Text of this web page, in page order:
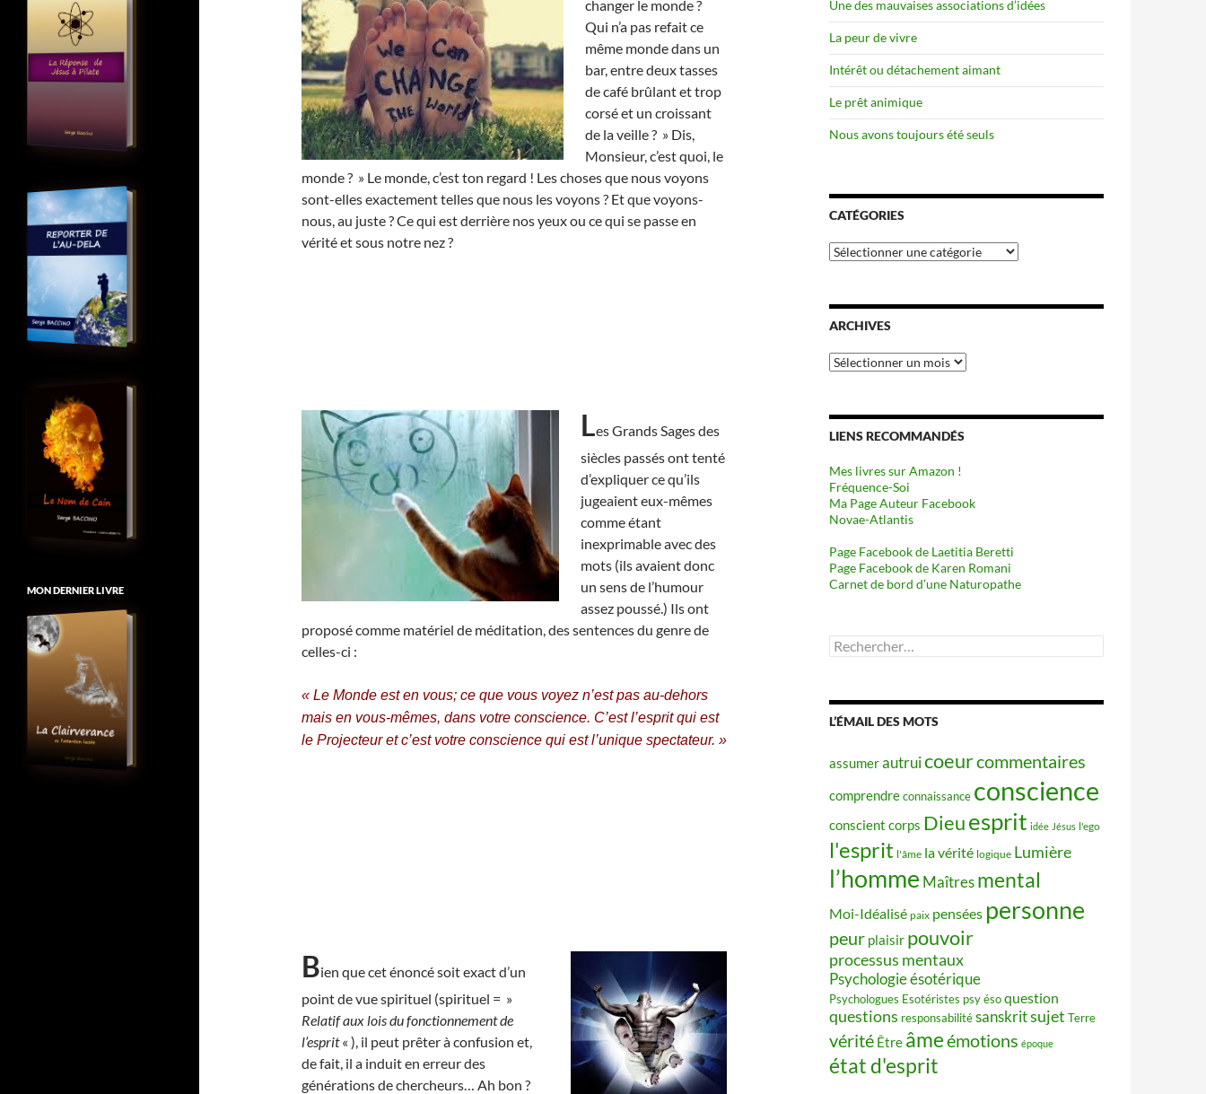
changer le monde ?
Qui n’a pas refait ce
même monde dans un
bar, entre deux tasses
de café brûlant et trop
corsé et un croissant
de la veille ? » Dis,
Monsieur, c’est quoi, le
monde ? » Le monde, c’est ton regard ! Les choses que nous voyons
sont-elles exactement telles que nous les voyons ? Et que voyons-
nous, au juste ? Ce qui est derrière nos yeux ou ce qui se passe en
vérité et sous notre nez ?
Les Grands Sages des
siècles passés ont tenté
d’expliquer ce qu’ils
jugeaient eux-mêmes
comme étant
inexprimable avec des
mots (ils avaient donc
un sens de l’humour
assez poussé.) Ils ont
proposé comme matériel de méditation, des sentences du genre de
celles-ci :
« Le Monde est en vous; ce que vous voyez n’est pas au-dehors
mais en vous-mêmes, dans votre conscience. C’est l’esprit qui est
le Projecteur et c’est votre conscience qui est l’unique spectateur. »
Bien que cet énoncé soit exact d’un
point de vue spirituel (spirituel = »
Relatif aux lois du fonctionnement de
l’esprit« ), il peut prêter à confusion et,
de fait, il a induit en erreur des
générations de chercheurs… Ah bon ?
Une des mauvaises associations d’idées
La peur de vivre
Intérêt ou détachement aimant
Le prêt animique
Nous avons toujours été seuls
CATÉGORIES
Catégories
ARCHIVES
Archives
LIENS RECOMMANDÉS
Mes livres sur Amazon !
Fréquence-Soi
Ma Page Auteur Facebook
Novae-Atlantis
Page Facebook de Laetitia Beretti
Page Facebook de Karen Romani
Carnet de bord d’une Naturopathe
Rechercher :
L’ÉMAIL DES MOTS
assumerautruicoeurcommentaires
comprendreconnaissance conscience
conscient corps Dieuesprit idée Jésus l'ego
l'esprit l'âme la vérité logique Lumière
l’homme Maîtres mental
Moi-Idéalisé paix pensées personne
peur plaisir pouvoir
processus mentaux
Psychologie ésotérique
Psychologues Esotéristes psy ésoquestion
questions responsabilitésanskritsujet Terre
vérité Être âmeémotions époque
état d'esprit
MON DERNIER LIVRE